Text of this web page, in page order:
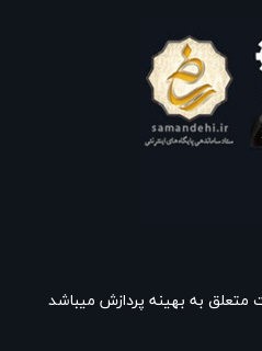
به بهینه پردازش میباشد